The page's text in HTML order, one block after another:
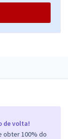
de volta!
obter 100% do